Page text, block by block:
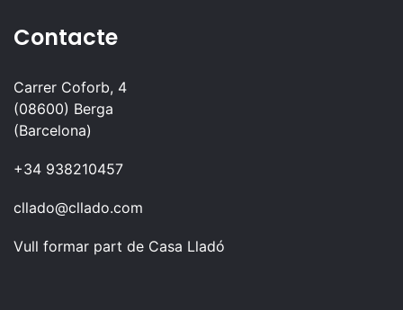
Contacte
Carrer Coforb, 4
(08600) Berga
(Barcelona)
+34 938210457
cllado@cllado.com
Vull formar part de Casa Lladó